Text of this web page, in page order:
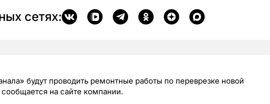
сетях:
будут проводить ремонтные работы по переврезке новой
на сайте компании.